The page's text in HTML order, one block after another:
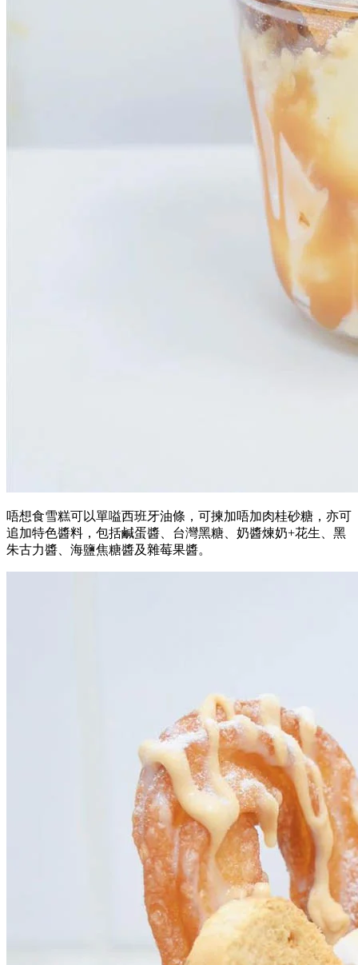
唔想食雪糕可以單嗌西班牙油條，可揀加唔加肉桂砂糖，亦可
追加特色醬料，包括鹹蛋醬、台灣黑糖、奶醬煉奶+花生、黑
朱古力醬、海鹽焦糖醬及雜莓果醬。